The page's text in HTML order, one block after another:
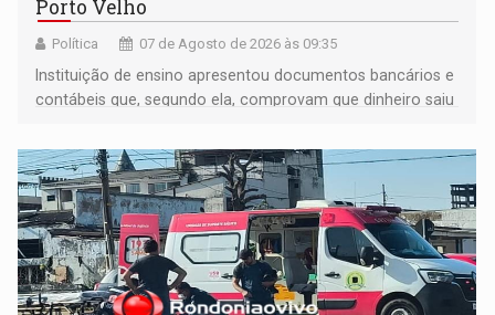
Porto Velho
Política 07 de Agosto de 2026 às 09:35
Instituição de ensino apresentou documentos bancários e
contábeis que, segundo ela, comprovam que dinheiro saiu
apreendido quando já estava dentro da sede da entidade
— em pleno ano eleitoral em Rondônia